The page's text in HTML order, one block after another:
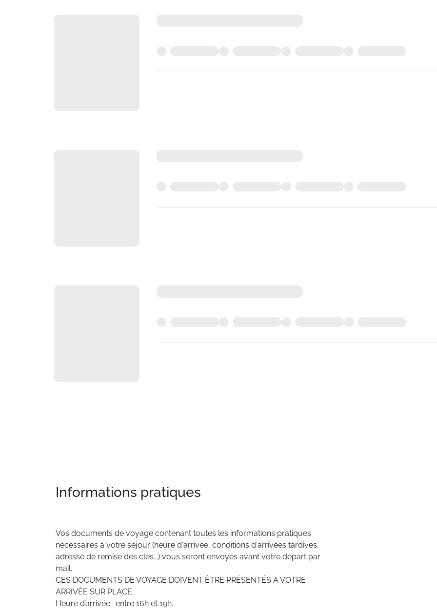
Informations pratiques
Vos documents de voyage contenant toutes les informations pratiques
nécessaires à votre séjour (heure d'arrivée, conditions d'arrivées tardives,
adresse de remise des clés...) vous seront envoyés avant votre départ par
mail.
CES DOCUMENTS DE VOYAGE DOIVENT ÊTRE PRÉSENTÉS A VOTRE
ARRIVÉE SUR PLACE.
Heure d’arrivée : entre 16h et 19h.